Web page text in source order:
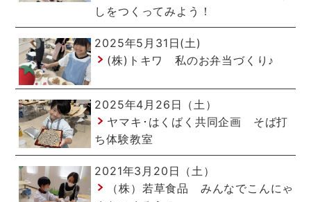
しをつくってみよう！
2025年5月31日(土)
(株)トキワ 私のお弁当づくり♪
2025年4月26日（土）
ヤマキ･はくばく共同企画 そば打
ち体験教室
2021年3月20日（土）
（株）若草食品 みんなでこんにゃ